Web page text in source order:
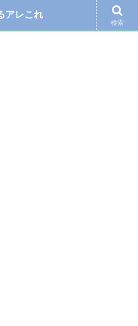
イムセール☆こちらから／
アレこれ
検索